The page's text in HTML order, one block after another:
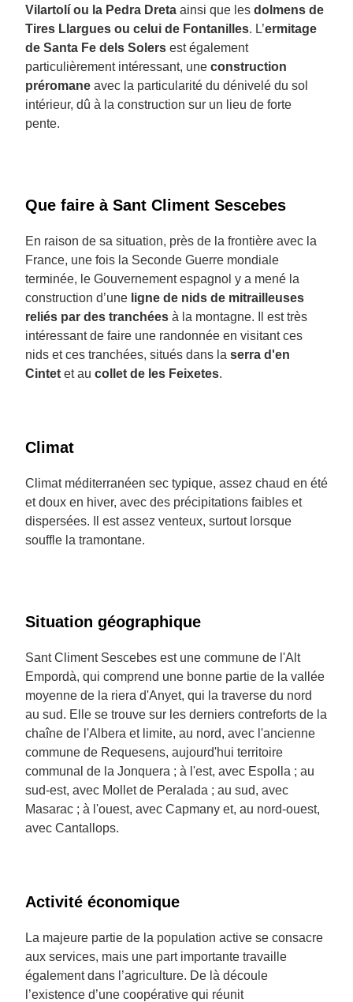
Vilartolí ou la Pedra Dreta ainsi que les dolmens de
Tires Llargues ou celui de Fontanilles. L’ermitage
de Santa Fe dels Solers est également
particulièrement intéressant, une construction
préromane avec la particularité du dénivelé du sol
intérieur, dû à la construction sur un lieu de forte
pente.
Que faire à Sant Climent Sescebes
En raison de sa situation, près de la frontière avec la
France, une fois la Seconde Guerre mondiale
terminée, le Gouvernement espagnol y a mené la
construction d’une ligne de nids de mitrailleuses
reliés par des tranchées à la montagne. Il est très
intéressant de faire une randonnée en visitant ces
nids et ces tranchées, situés dans la serra d'en
Cintet et au collet de les Feixetes.
Climat
Climat méditerranéen sec typique, assez chaud en été
et doux en hiver, avec des précipitations faibles et
dispersées. Il est assez venteux, surtout lorsque
souffle la tramontane.
Situation géographique
Sant Climent Sescebes est une commune de l'Alt
Empordà, qui comprend une bonne partie de la vallée
moyenne de la riera d'Anyet, qui la traverse du nord
au sud. Elle se trouve sur les derniers contreforts de la
chaîne de l'Albera et limite, au nord, avec l'ancienne
commune de Requesens, aujourd'hui territoire
communal de la Jonquera ; à l'est, avec Espolla ; au
sud-est, avec Mollet de Peralada ; au sud, avec
Masarac ; à l'ouest, avec Capmany et, au nord-ouest,
avec Cantallops.
Activité économique
La majeure partie de la population active se consacre
aux services, mais une part importante travaille
également dans l’agriculture. De là découle
l’existence d’une coopérative qui réunit